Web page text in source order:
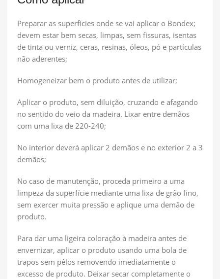
Preparar as superfícies onde se vai aplicar o Bondex;
devem estar bem secas, limpas, sem fissuras, isentas
de tinta ou verniz, ceras, resinas, óleos, pó e partículas
não aderentes;
Homogeneizar bem o produto antes de utilizar;
Aplicar o produto, sem diluição, cruzando e afagando
no sentido do veio da madeira. Lixar entre demãos
com uma lixa de 220-240;
No interior deverá aplicar 2 demãos e no exterior 2 a 3
demãos;
No caso de manutenção, proceda primeiro a uma
limpeza da superfície mediante uma lixa de grão fino,
sem exercer muita pressão e aplique uma demão de
produto.
Para dar uma ligeira coloração à madeira antes de
envernizar, aplicar o produto usando uma bola de
trapos sem pêlos removendo imediatamente o
excesso de produto. Deixar secar completamente o